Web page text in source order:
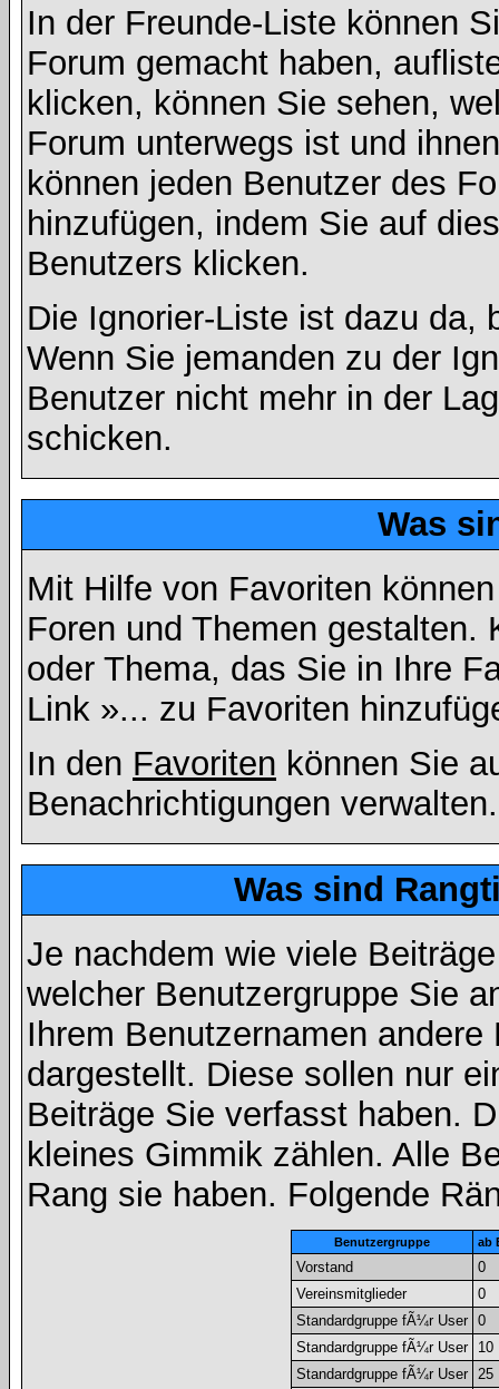
In der Freunde-Liste können
Forum gemacht haben,
klicken, können Sie sehen,
Forum unterwegs ist und
können jeden Benutzer des
hinzufügen, indem Sie auf
Benutzers klicken.
Die Ignorier-Liste ist dazu da,
Wenn Sie jemanden zu der
Benutzer nicht mehr in der
schicken.
Was
Mit Hilfe von Favoriten
Foren und Themen
oder Thema, das Sie in Ihre
Link »... zu Favoriten
In den Favoriten können Sie
Benachrichtigungen verwalten.
Was sind
Je nachdem wie viele
welcher Benutzergruppe Sie
Ihrem Benutzernamen
dargestellt. Diese sollen nur
Beiträge Sie verfasst haben.
kleines Gimmik zählen. Alle
Rang sie haben. Folgende
Benutzergruppe ab
Vorstand
0
Vereinsmitglieder
0
Standardgruppe fÃ¼r User
0
Standardgruppe fÃ¼r User
10
Standardgruppe fÃ¼r User
25